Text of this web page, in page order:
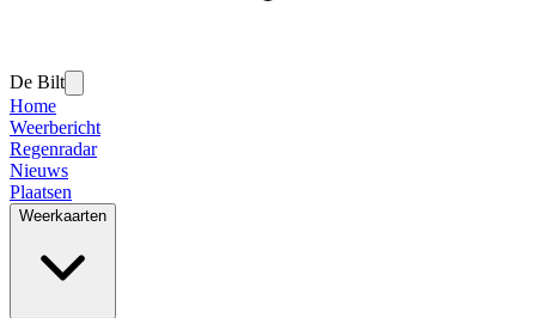
De Bilt
Home
Weerbericht
Regenradar
Nieuws
Plaatsen
Weerkaarten